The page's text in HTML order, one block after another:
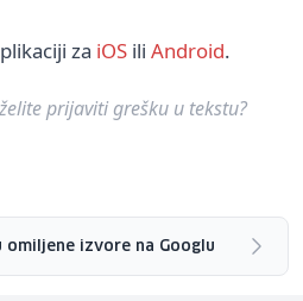
za iOS ili Android.
prijaviti grešku u tekstu?
omiljene izvore na Googlu